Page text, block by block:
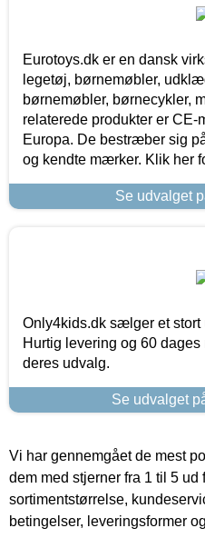
Eurotoys.dk er en dansk
legetøj, børnemøbler,
børnemøbler, børnecykler,
relaterede produkter er
Europa. De bestræber sig
og kendte mærker. Klik her
Se udvalget
Only4kids.dk sælger et
Hurtig levering og 60
deres udvalg.
Se udvalget
Vi har gennemgået de mest
dem med stjerner fra 1 til 5 ud
sortimentstørrelse,
betingelser, leveringsformer